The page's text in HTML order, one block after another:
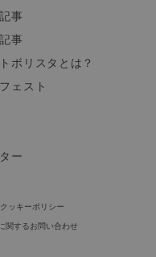
事
事
ボリスタとは？
ェスト
ー
クッキーポリシー
関するお問い合わせ